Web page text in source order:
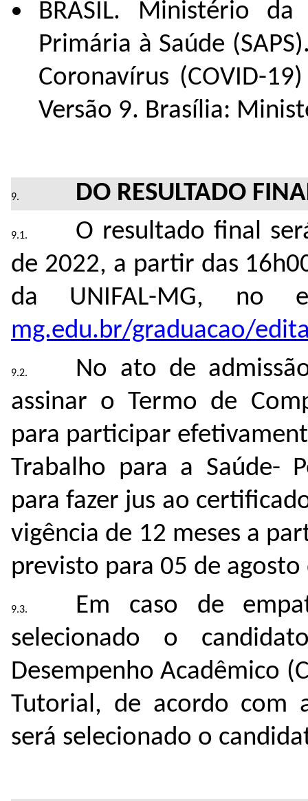
BRASIL. Ministério
Primária à Saúde
Coronavírus (COVID-
Versão 9. Brasília:
DO RESULTADO
O resultado final
de 2022, a partir das
da UNIFAL-MG, no
mg.edu.br/graduacao/
No ato de
assinar o Termo de
para participar
Trabalho para a Saúde-
para fazer jus ao
vigência de 12 meses a
previsto para 05 de agosto
Em caso de
selecionado o
Desempenho Acadêmico
Tutorial, de acordo com
será selecionado o